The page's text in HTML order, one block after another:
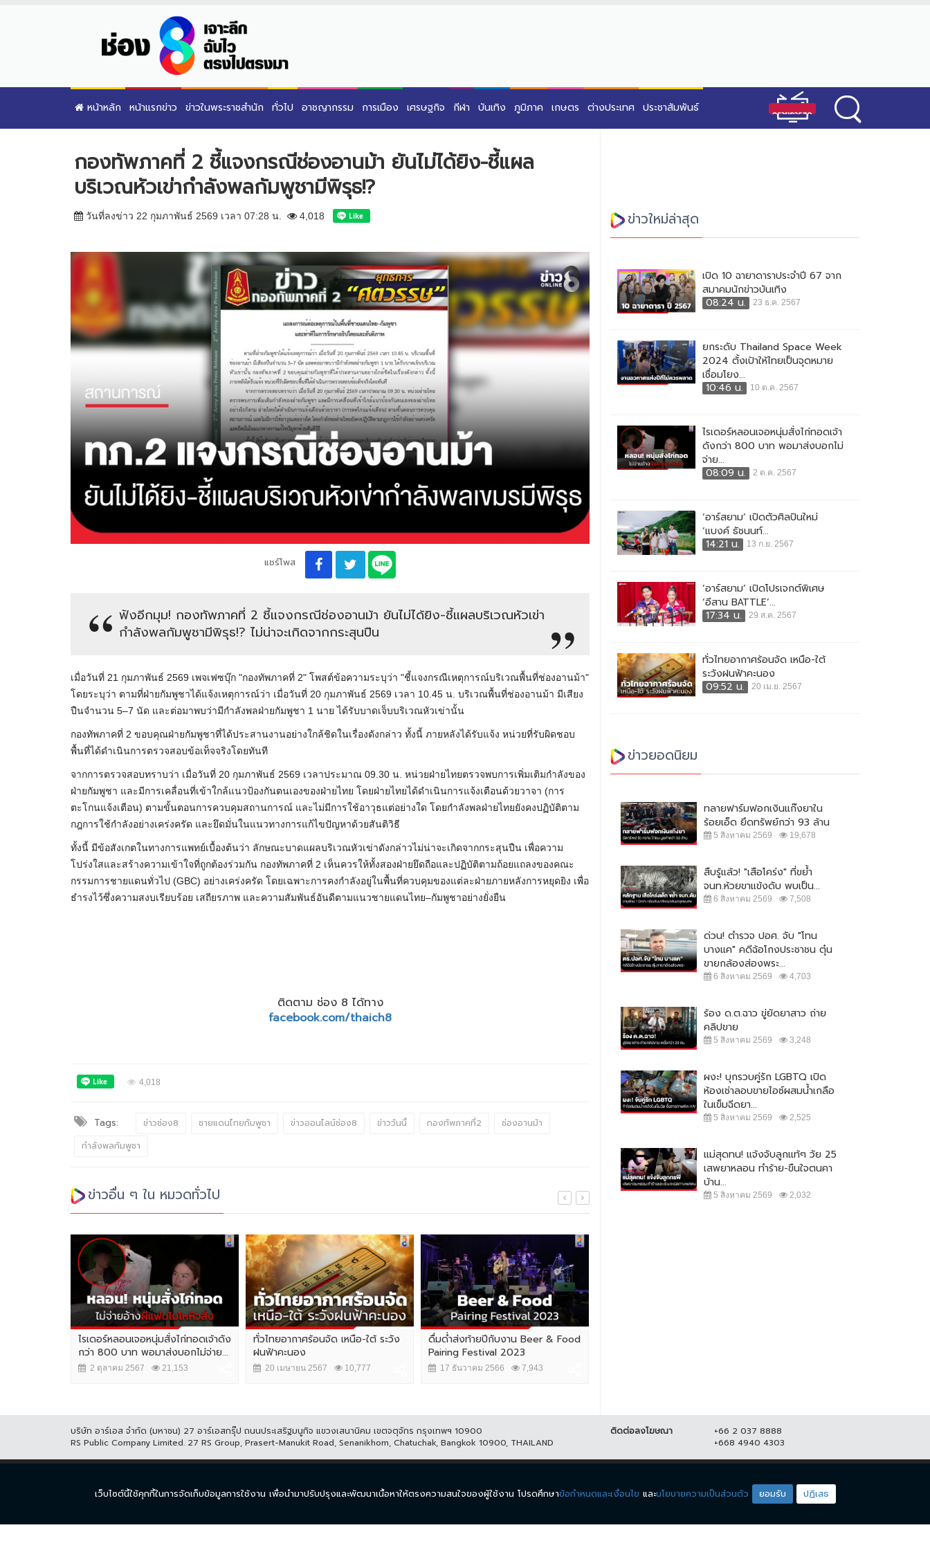
หน้าหลัก หน้าแรกข่าว ข่าวในพระราชสำนัก ทั่วไป อาชญากรรม การเมือง เศรษฐกิจ กีฬา บันเทิง ภูมิภาค เกษตร ต่างประเทศ ประชาสัมพันธ์
กองทัพภาคที่ 2 ชี้แจงกรณีช่องอานม้า ยันไม่ได้ยิง-ชี้แผล
บริเวณหัวเข่ากำลังพลกัมพูชามีพิรุธ!?
วันที่ลงข่าว 22 กุมภาพันธ์ 2569 เวลา 07:28 น. 4,018
แชร์โพส
ฟังอีกมุม! กองทัพภาคที่ 2 ชี้แจงกรณีช่องอานม้า ยันไม่ได้ยิง-ชี้แผลบริเวณหัวเข่า
กำลังพลกัมพูชามีพิรุธ!? ไม่น่าจะเกิดจากกระสุนปืน
เมื่อวันที่ 21 กุมภาพันธ์ 2569 เพจเฟซบุ๊ก "กองทัพภาคที่ 2" โพสต์ข้อความระบุว่า "ชี้แจงกรณีเหตุการณ์บริเวณพื้นที่ช่องอานม้า"
โดยระบุว่า ตามที่ฝ่ายกัมพูชาได้แจ้งเหตุการณ์ว่า เมื่อวันที่ 20 กุมภาพันธ์ 2569 เวลา 10.45 น. บริเวณพื้นที่ช่องอานม้า มีเสียง
ปืนจำนวน 5–7 นัด และต่อมาพบว่ามีกำลังพลฝ่ายกัมพูชา 1 นาย ได้รับบาดเจ็บบริเวณหัวเข่านั้น
กองทัพภาคที่ 2 ขอบคุณฝ่ายกัมพูชาที่ได้ประสานงานอย่างใกล้ชิดในเรื่องดังกล่าว ทั้งนี้ ภายหลังได้รับแจ้ง หน่วยที่รับผิดชอบ
พื้นที่ได้ดำเนินการตรวจสอบข้อเท็จจริงโดยทันที
จากการตรวจสอบทราบว่า เมื่อวันที่ 20 กุมภาพันธ์ 2569 เวลาประมาณ 09.30 น. หน่วยฝ่ายไทยตรวจพบการเพิ่มเติมกำลังของ
ฝ่ายกัมพูชา และมีการเคลื่อนที่เข้าใกล้แนวป้องกันตนเองของฝ่ายไทย โดยฝ่ายไทยได้ดำเนินการแจ้งเตือนด้วยวาจา (การ
ตะโกนแจ้งเตือน) ตามขั้นตอนการควบคุมสถานการณ์ และไม่มีการใช้อาวุธแต่อย่างใด โดยกำลังพลฝ่ายไทยยังคงปฏิบัติตาม
กฎการใช้กำลังอย่างเคร่งครัด และยึดมั่นในแนวทางการแก้ไขปัญหาด้วยสันติวิธี
ทั้งนี้ มีข้อสังเกตในทางการแพทย์เบื้องต้นว่า ลักษณะบาดแผลบริเวณหัวเข่าดังกล่าวไม่น่าจะเกิดจากกระสุนปืน เพื่อความ
โปร่งใสและสร้างความเข้าใจที่ถูกต้องร่วมกัน กองทัพภาคที่ 2 เห็นควรให้ทั้งสองฝ่ายยึดถือและปฏิบัติตามถ้อยแถลงของคณะ
กรรมการชายแดนทั่วไป (GBC) อย่างเคร่งครัด โดยเฉพาะการคงกำลังอยู่ในพื้นที่ควบคุมของแต่ละฝ่ายภายหลังการหยุดยิง เพื่อ
ธำรงไว้ซึ่งความสงบเรียบร้อย เสถียรภาพ และความสัมพันธ์อันดีตามแนวชายแดนไทย–กัมพูชาอย่างยั่งยืน
ติดตาม ช่อง 8 ได้ทาง
facebook.com/thaich8
4,018
Tags: ข่าวช่อง8 ชายแดนไทยกัมพูชา ข่าวออนไลน์ช่อง8 ข่าววันนี้ กองทัพภาคที่2
ช่องอานม้า
กำลังพลกัมพูชา
ข่าวอื่น ๆ ใน หมวดทั่วไป
ไรเดอร์หลอนเจอหนุ่มสั่งไก่ทอดเจ้าดัง
กว่า 800 บาท พอมาส่งบอกไม่จ่าย...
2 ตุลาคม 2567 21,153
ทั่วไทยอากาศร้อนจัด เหนือ-ใต้ ระวัง
ฝนฟ้าคะนอง
20 เมษายน 2567 10,777
ดื่มด่ำส่งท้ายปีกับงาน Beer & Food
Pairing Festival 2023
17 ธันวาคม 2566 7,943
ข่าวใหม่ล่าสุด
เปิด 10 ฉายาดาราประจำปี 67 จาก
สมาคมนักข่าวบันเทิง
08:24 น.
23 ธ.ค. 2567
ยกระดับ Thailand Space Week
2024 ตั้งเป้าให้ไทยเป็นจุดหมาย
เชื่อมโยง...
10:46 น.
10 ต.ค. 2567
ไรเดอร์หลอนเจอหนุ่มสั่งไก่ทอดเจ้า
ดังกว่า 800 บาท พอมาส่งบอกไม่
จ่าย...
08:09 น.
2 ต.ค. 2567
‘อาร์สยาม’ เปิดตัวศิลปินใหม่
‘แบงค์ ธัชนนท์...
14:21 น.
13 ก.ย. 2567
‘อาร์สยาม’ เปิดโปรเจกต์พิเศษ
‘อีสาน BATTLE’...
17:34 น.
29 ส.ค. 2567
ทั่วไทยอากาศร้อนจัด เหนือ-ใต้
ระวังฝนฟ้าคะนอง
09:52 น.
20 เม.ย. 2567
ข่าวยอดนิยม
ทลายฟาร์มฟอกเงินแก๊งยาใน
ร้อยเอ็ด ยึดทรัพย์กว่า 93 ล้าน
5 สิงหาคม 2569 19,678
สืบรู้แล้ว! "เสือโคร่ง" ที่ขย้ำ
จนท.ห้วยขาแข้งดับ พบเป็น...
6 สิงหาคม 2569 7,508
ด่วน! ตำรวจ ปอศ. จับ "โทน
บางแค" คดีฉ้อโกงประชาชน ตุ๋น
ขายกล้องส่องพระ...
6 สิงหาคม 2569 4,703
ร้อง ด.ต.ฉาว ขู่ยัดยาสาว ถ่าย
คลิปขาย
5 สิงหาคม 2569 3,248
ผงะ! บุกรวบคู่รัก LGBTQ เปิด
ห้องเช่าลอบขายไอซ์ผสมน้ำเกลือ
ในเข็มฉีดยา...
5 สิงหาคม 2569 2,525
แม่สุดทน! แจ้งจับลูกแท้ๆ วัย 25
เสพยาหลอน ทำร้าย-ขืนใจตนคา
บ้าน...
5 สิงหาคม 2569 2,032
บริษัท อาร์เอส จำกัด (มหาชน) 27 อาร์เอสกรุ๊ป ถนนประเสริฐมนูกิจ แขวงเสนานิคม เขตจตุจักร กรุงเทพฯ 10900
RS Public Company Limited. 27 RS Group, Prasert-Manukit Road, Senanikhom, Chatuchak, Bangkok 10900, THAILAND
ติดต่อลงโฆษณา
+66 2 037 8888
+668 4940 4303
ละคร มีเดียโซน
เว็บไซต์นี้ใช้คุกกี้ในการจัดเก็บข้อมูลการใช้งาน เพื่อนำมาปรับปรุงและพัฒนาเนื้อหาให้ตรงความสนใจของผู้ใช้งาน โปรดศึกษาข้อกำหนดและเงื่อนไข และนโยบายความเป็นส่วนตัว ยอมรับ ปฏิเสธ